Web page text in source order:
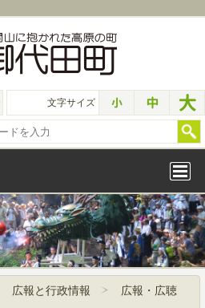
文字サイズ
広報と行政情報
広報・広聴